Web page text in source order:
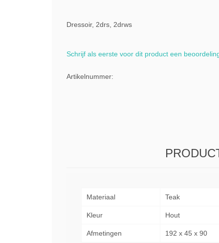
Dressoir, 2drs, 2drws
Schrijf als eerste voor dit product een
Artikelnummer:
Materiaal Teak
Kleur Hout
Afmetingen 192 x 45 x 90